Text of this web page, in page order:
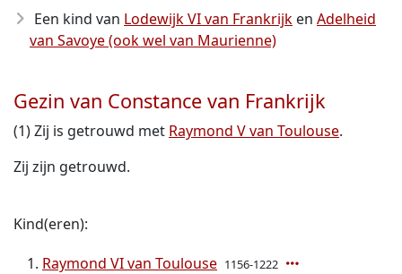
Een kind van Lodewijk VI van Frankrijk en Adelheid
van Savoye (ook wel van Maurienne)
Gezin van Constance van Frankrijk
(1) Zij is getrouwd met Raymond V van Toulouse.
Zij zijn getrouwd.
Kind(eren):
Raymond VI van Toulouse 1156-1222